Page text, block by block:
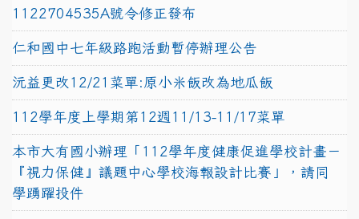
1122704535A號令修正發布
仁和國中七年級路跑活動暫停辦理公告
沅益更改12/21菜單:原小米飯改為地瓜飯
112學年度上學期第12週11/13-11/17菜單
本市大有國小辦理「112學年度健康促進學校計畫－
『視力保健』議題中心學校海報設計比賽」，請同
學踴躍投件